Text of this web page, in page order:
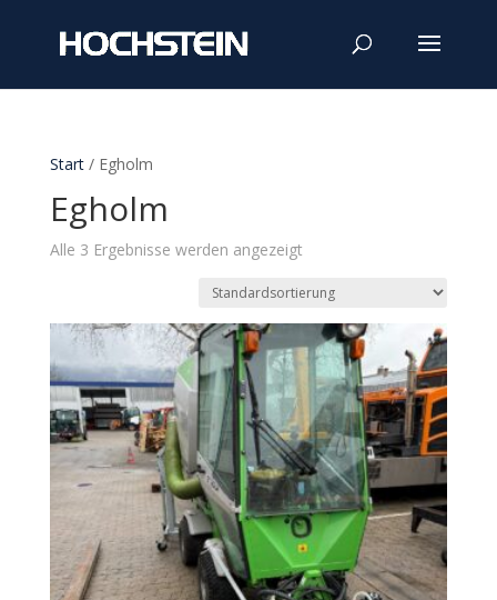
Start/ Egholm
Egholm
Alle 3 Ergebnisse werden angezeigt